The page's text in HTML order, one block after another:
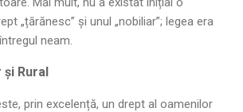
„țărănesc” și unul „nobiliar”; legea era
neam.
Rural
prin excelență, un drept al oamenilor